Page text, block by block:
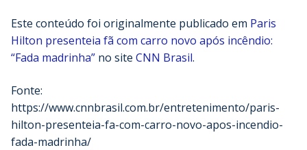
Este conteúdo foi originalmente publicado em Paris
Hilton presenteia fã com carro novo após incêndio:
“Fada madrinha” no site CNN Brasil.
Fonte:
https://www.cnnbrasil.com.br/entretenimento/paris-
hilton-presenteia-fa-com-carro-novo-apos-incendio-
fada-madrinha/